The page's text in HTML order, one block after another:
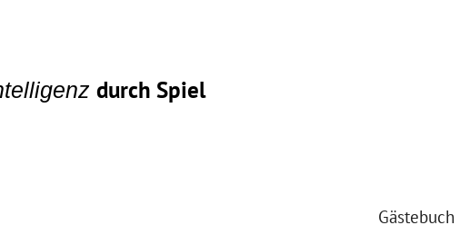
Gästebuch
durch Spiel